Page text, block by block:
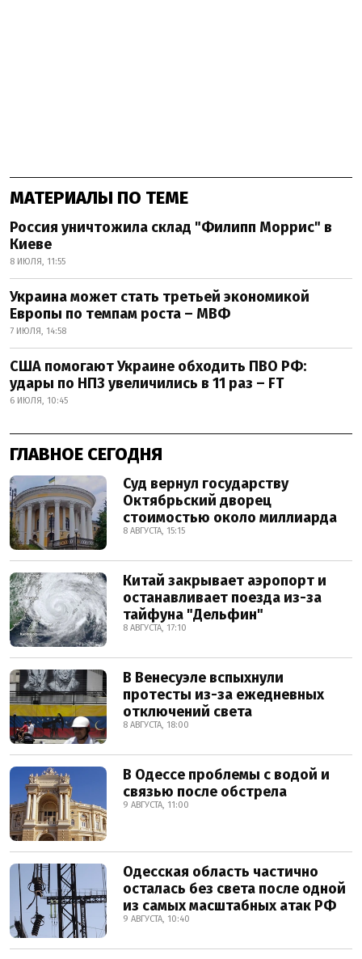
МАТЕРИАЛЫ ПО ТЕМЕ
Россия уничтожила склад "Филипп Моррис" в
Киеве
8 ИЮЛЯ, 11:55
Украина может стать третьей экономикой
Европы по темпам роста – МВФ
7 ИЮЛЯ, 14:58
США помогают Украине обходить ПВО РФ:
удары по НПЗ увеличились в 11 раз – FT
6 ИЮЛЯ, 10:45
ГЛАВНОЕ СЕГОДНЯ
Суд вернул государству
Октябрьский дворец
стоимостью около миллиарда
8 АВГУСТА, 15:15
Китай закрывает аэропорт и
останавливает поезда из-за
тайфуна "Дельфин"
8 АВГУСТА, 17:10
В Венесуэле вспыхнули
протесты из-за ежедневных
отключений света
8 АВГУСТА, 18:00
В Одессе проблемы с водой и
связью после обстрела
9 АВГУСТА, 11:00
Одесская область частично
осталась без света после одной
из самых масштабных атак РФ
9 АВГУСТА, 10:40